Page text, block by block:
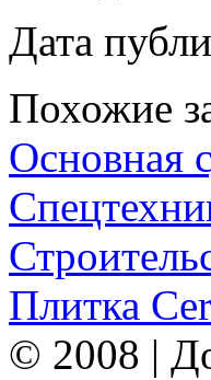
Дата
Похожие
Основная
Плитка
© 2008 |